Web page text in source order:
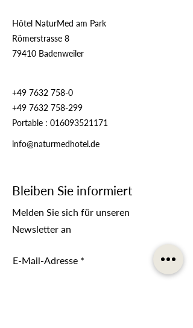
Hôtel NaturMed am Park
Römerstrasse 8
79410 Badenweiler
+49 7632 758-0
+49 7632 758-299
Portable : 016093521171
info@naturmedhotel.de
Bleiben Sie informiert
Melden Sie sich für unseren
Newsletter an
E-Mail-Adresse